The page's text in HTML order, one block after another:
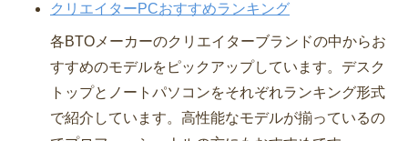
クリエイターPCおすすめランキング
各BTOメーカーのクリエイターブランドの中からお
すすめのモデルをピックアップしています。デスク
トップとノートパソコンをそれぞれランキング形式
で紹介しています。高性能なモデルが揃っているの